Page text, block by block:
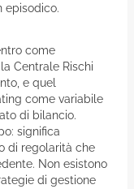
episodico.
come
Centrale Rischi
e quel
come variabile
di bilancio.
significa
di regolarità che
Non esistono
di gestione